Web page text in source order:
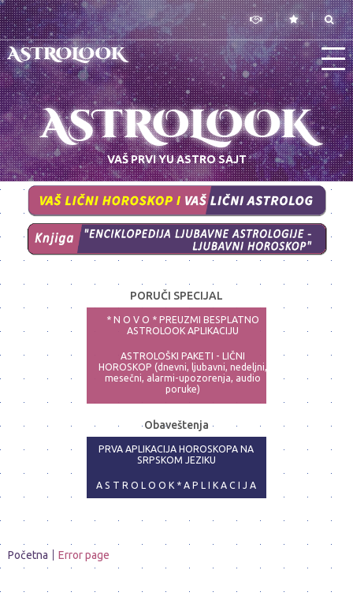
ASTROLOOK
ASTROLOOK
VAŠ PRVI YU ASTRO SAJT
PORUČI SPECIJAL
* N O V O * PREUZMI BESPLATNO
ASTROLOOK APLIKACIJU
ASTROLOŠKI PAKETI - LIČNI
HOROSKOP (dnevni, ljubavni, nedeljni,
mesečni, alarmi-upozorenja, audio
poruke)
ANALIZE
Obaveštenja
PRVA APLIKACIJA HOROSKOPA NA
SRPSKOM JEZIKU
A S T R O L O O K * A P L I K A C I J A
Početna Error page